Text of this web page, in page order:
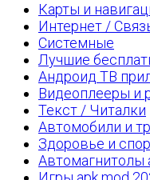
Карты и
Интернет /
Системные
Лучшие
Андроид ТВ
Видеоплееры и
Текст / Читалки
Автомобили и
Здоровье и
Автомагнитолы